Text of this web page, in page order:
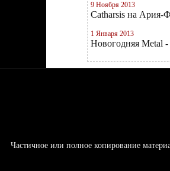
9 Ноября 2013
Catharsis на Ария-
1 Января 2013
Новогодняя
Частичное или полное копирование